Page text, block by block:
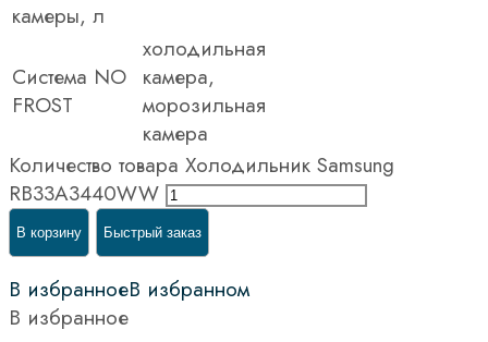
камеры, л
Система NO
FROST
холодильная
камера,
морозильная
камера
Количество товара Холодильник Samsung
RB33A3440WW
В корзину Быстрый заказ
В избранноеВ избранном
В избранное